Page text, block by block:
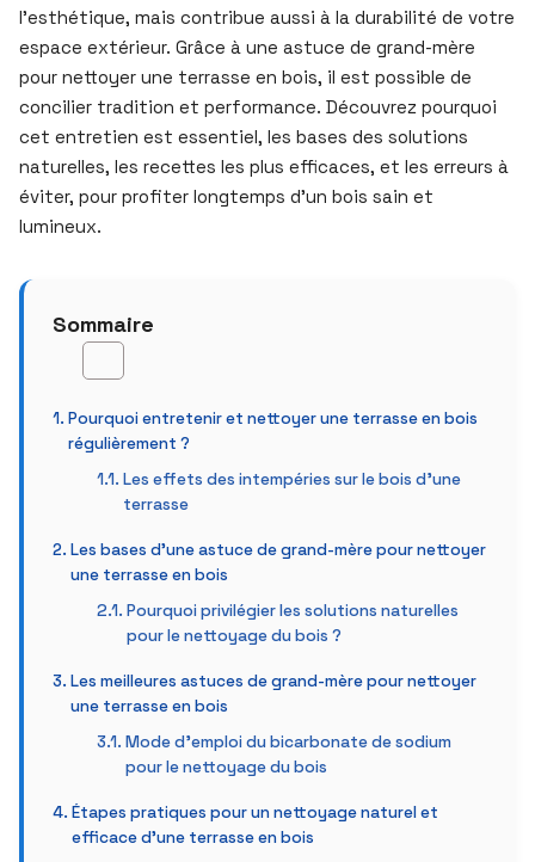
l’esthétique, mais contribue aussi à la durabilité de votre
espace extérieur. Grâce à une astuce de grand-mère
pour nettoyer une terrasse en bois, il est possible de
concilier tradition et performance. Découvrez pourquoi
cet entretien est essentiel, les bases des solutions
naturelles, les recettes les plus efficaces, et les erreurs à
éviter, pour profiter longtemps d’un bois sain et
lumineux.
Sommaire
Pourquoi entretenir et nettoyer une terrasse en bois
régulièrement ?
Les effets des intempéries sur le bois d’une
terrasse
Les bases d’une astuce de grand-mère pour nettoyer
une terrasse en bois
Pourquoi privilégier les solutions naturelles
pour le nettoyage du bois ?
Les meilleures astuces de grand-mère pour nettoyer
une terrasse en bois
Mode d’emploi du bicarbonate de sodium
pour le nettoyage du bois
Étapes pratiques pour un nettoyage naturel et
efficace d’une terrasse en bois